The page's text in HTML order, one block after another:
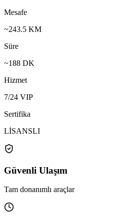
Mesafe
~243.5 KM
Süre
~188 DK
Hizmet
7/24 VIP
Sertifika
LİSANSLI
Güvenli Ulaşım
Tam donanımlı araçlar